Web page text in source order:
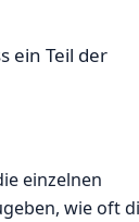
ein Teil der
einzelnen
wie oft